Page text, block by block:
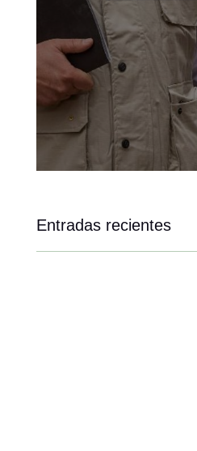
Entradas recientes